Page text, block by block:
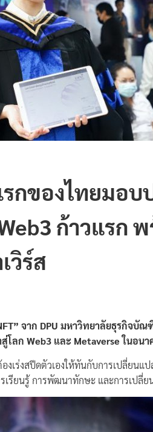
รกของไทยมอ
ก้าวแรก
วิร์ส
จาก DPU มหาวิทยาลัยธุรกิจบัณ
โลก Web3 และ Metaverse ในอนา
เร่งสปีดตัวเองให้ทันกับการเปลี่ยนแ
รียนรู้ การพัฒนาทักษะ และการเปลี่ย